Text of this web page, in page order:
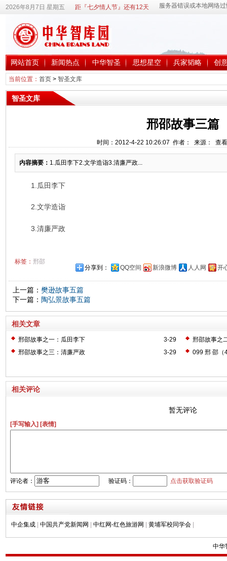
2026年8月7日 星期五 距『七夕情人节』还有12天
网站首页 新闻热点 中华智圣 思想星空 兵家韬略 创
当前位置： 首页> 智圣文库
智圣文库
邢邵故事三篇
时间：2012-4-22 10:26:07 作者： 来源： 查
内容摘要： 1.瓜田李下2.文学造诣3.清廉严政...
1.瓜田李下
2.文学造诣
3.清廉严政
标签： 邢邵
分享到：
QQ空间 新浪微博 人人网 开
上一篇： 樊逊故事五篇
下一篇： 陶弘景故事五篇
相关文章
3-29
邢邵故事之一：瓜田李下
邢邵故事之
3-29
邢邵故事之三：清廉严政 099 邢 邵（
相关评论
暂无评论
[手写输入] [表情]
评论者： 验证码： 点击获取验证码
中企集成 中国共产党新闻网 中红网-红色旅游网 黄埔军校同学会
中华